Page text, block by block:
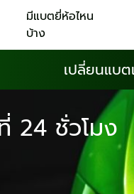
มีแบตยี่ห้อไหน
บ้าง
เปลี่ยนแบ
24 ชั่วโมง